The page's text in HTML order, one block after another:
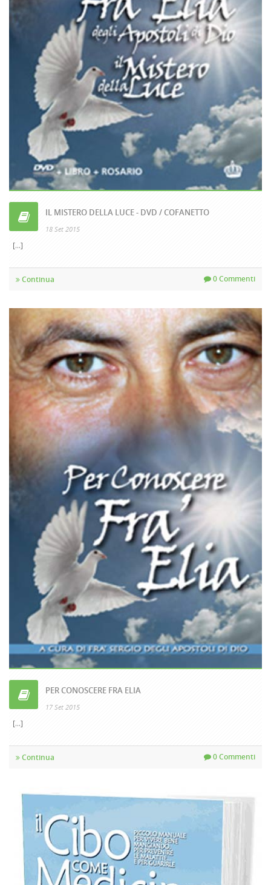
IL MISTERO DELLA LUCE - DVD / COFANETTO
18 Set 2015
[...]
Continua 0 Commenti
PER CONOSCERE FRA ELIA
17 Set 2015
[...]
Continua 0 Commenti